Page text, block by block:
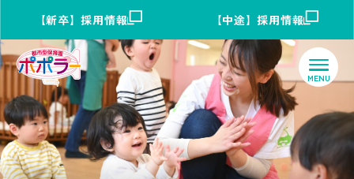
【新卒】採用情報 【中途】採用情報